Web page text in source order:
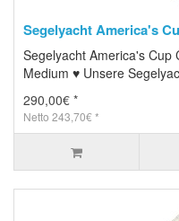
Segelyacht America's
Segelyacht America's Cup
Medium ♥ Unsere
290,00€ *
Netto 243,70€ *